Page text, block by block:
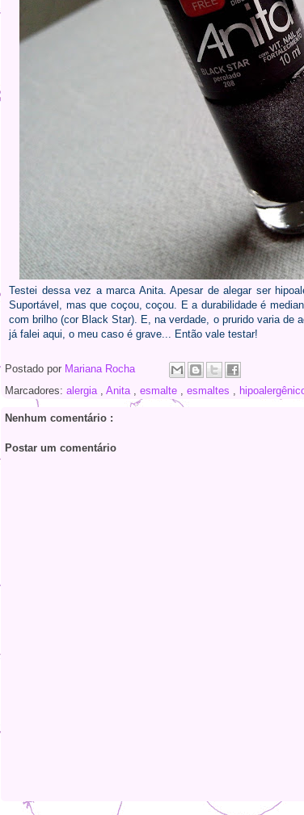
Testei dessa vez a marca Anita. Apesar de alegar ser
Suportável, mas que coçou, coçou. E a durabilidade é
com brilho (cor Black Star). E, na verdade, o prurido varia de
já falei aqui, o meu caso é grave... Então vale testar!
Postado por Mariana Rocha
Marcadores: alergia Anita esmalte esmaltes
Nenhum comentário :
Postar um comentário